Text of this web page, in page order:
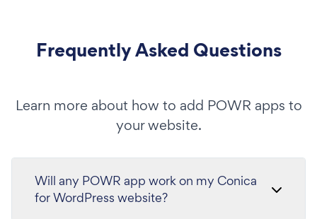
Frequently Asked Questions
Learn more about how to add POWR apps to
your website.
Will any POWR app work on my Conica
for WordPress website?